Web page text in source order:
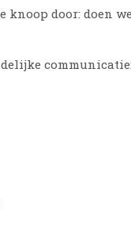
door: doen
communicatie: